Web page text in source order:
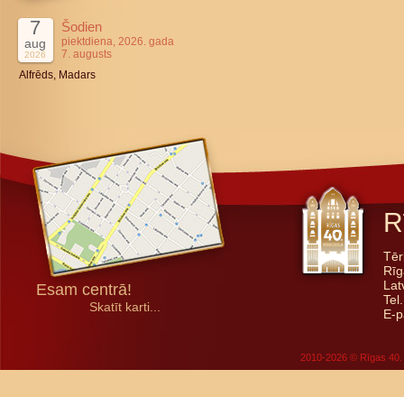
7
aug
2026
Šodien
piektdiena, 2026. gada
7. augusts
Alfrēds, Madars
Esam centrā!
Skatīt karti...
E-
2010-2026 © Rīgas